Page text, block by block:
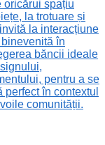
oricărui spațiu
la trotuare și
la interacțiune
în
băncii ideale
pentru a se
în contextul
comunității.